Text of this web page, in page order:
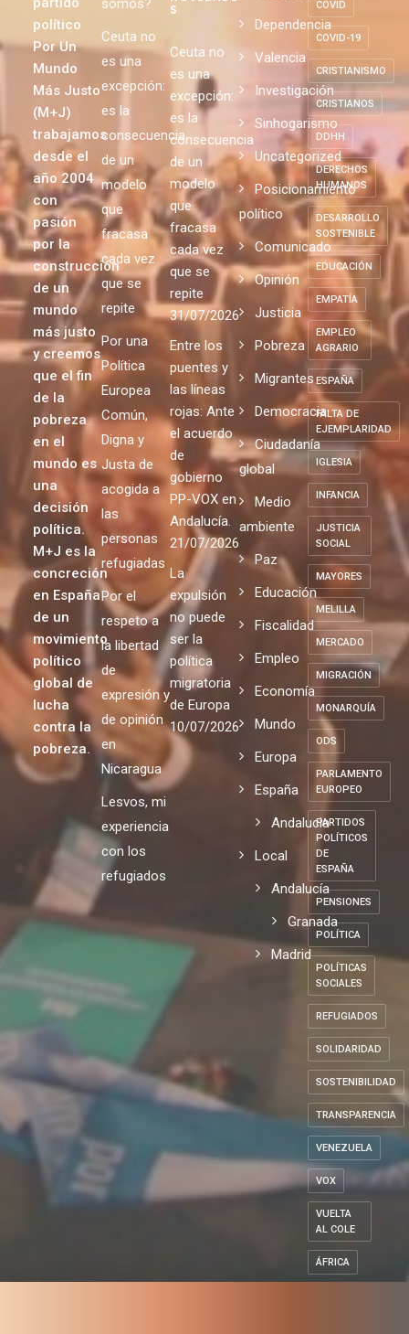
político
Por Un
Mundo
Más Justo
(M+J)
trabajamos
desde el
año 2004
con
pasión
por la
construcción
de un
mundo
más justo
y creemos
que el fin
de la
pobreza
en el
mundo es
una
decisión
política.
M+J es la
concreción
en España
de un
movimiento
político
global de
lucha
contra la
pobreza.
somos?
Ceuta no
es una
excepción:
es la
consecuencia
de un
modelo
que
fracasa
cada vez
que se
repite
Por una
Política
Europea
Común,
Digna y
Justa de
acogida a
las
personas
refugiadas
Por el
respeto a
la libertad
de
expresión y
de opinión
en
Nicaragua
Lesvos, mi
experiencia
con los
refugiados
S
Ceuta no
es una
excepción:
es la
consecuencia
de un
modelo
que
fracasa
cada vez
que se
repite
31/07/2026
Entre los
puentes y
las líneas
rojas: Ante
el acuerdo
de
gobierno
PP-VOX en
Andalucía.
21/07/2026
La
expulsión
no puede
ser la
política
migratoria
de Europa
10/07/2026
Dependencia
Valencia
Investigación
Sinhogarismo
Uncategorized
Posicionamiento
político
Comunicado
Opinión
Justicia
Pobreza
Migrantes
Democracia
Ciudadanía
global
Medio
ambiente
Paz
Educación
Fiscalidad
Empleo
Economía
Mundo
Europa
España
Andalucia
Local
Andalucía
Granada
Madrid
COVID
COVID-19
CRISTIANISMO
CRISTIANOS
DDHH
DERECHOS
HUMANOS
DESARROLLO
SOSTENIBLE
EDUCACIÓN
EMPATÍA
EMPLEO
AGRARIO
ESPAÑA
FALTA DE
EJEMPLARIDAD
IGLESIA
INFANCIA
JUSTICIA
SOCIAL
MAYORES
MELILLA
MERCADO
MIGRACIÓN
MONARQUÍA
ODS
PARLAMENTO
EUROPEO
PARTIDOS
POLÍTICOS
DE
ESPAÑA
PENSIONES
POLÍTICA
POLÍTICAS
SOCIALES
REFUGIADOS
SOLIDARIDAD
SOSTENIBILIDAD
TRANSPARENCIA
VENEZUELA
VOX
VUELTA
AL COLE
ÁFRICA